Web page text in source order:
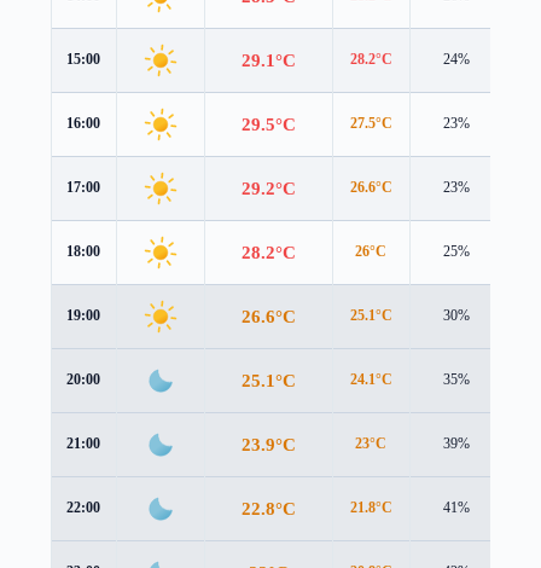
15:00 29.1°C 28.2°C 24%
16:00 29.5°C 27.5°C 23%
17:00 29.2°C 26.6°C 23%
18:00 28.2°C 26°C 25%
19:00 26.6°C 25.1°C 30%
20:00 25.1°C 24.1°C 35%
21:00 23.9°C 23°C 39%
22:00 22.8°C 21.8°C 41%